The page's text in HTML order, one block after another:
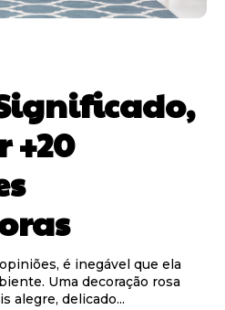
+20
é inegável que ela
Uma decoração rosa
alegre, delicado...